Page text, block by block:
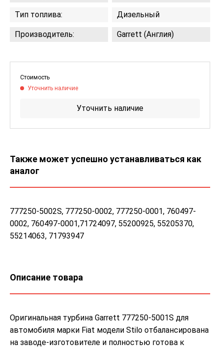
Тип топлива: Дизельный
Производитель: Garrett (Англия)
Стоимость
Уточнить наличие
Уточнить наличие
Также может успешно устанавливаться как
аналог
777250-5002S, 777250-0002, 777250-0001, 760497-
0002, 760497-0001,71724097, 55200925, 55205370,
55214063, 71793947
Описание товара
Оригинальная турбина Garrett 777250-5001S для
автомобиля марки Fiat модели Stilo отбалансирована
на заводе-изготовителе и полностью готова к